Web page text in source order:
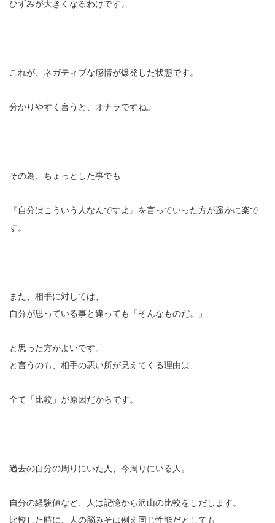
ひずみが大きくなるわけです。
これが、ネガティブな感情が爆発した状態です。
分かりやすく言うと、オナラですね。
その為、ちょっとした事でも
『自分はこういう人なんですよ』を言っていった方が遥かに楽で
す。
また、相手に対しては、
自分が思っている事と違っても「そんなものだ。」
と思った方がよいです。
と言うのも、相手の悪い所が見えてくる理由は、
全て「比較」が原因だからです。
過去の自分の周りにいた人、今周りにいる人。
自分の経験値など、人は記憶から沢山の比較をしだします。
比較した時に、人の脳みそは例え同じ性能だとしても